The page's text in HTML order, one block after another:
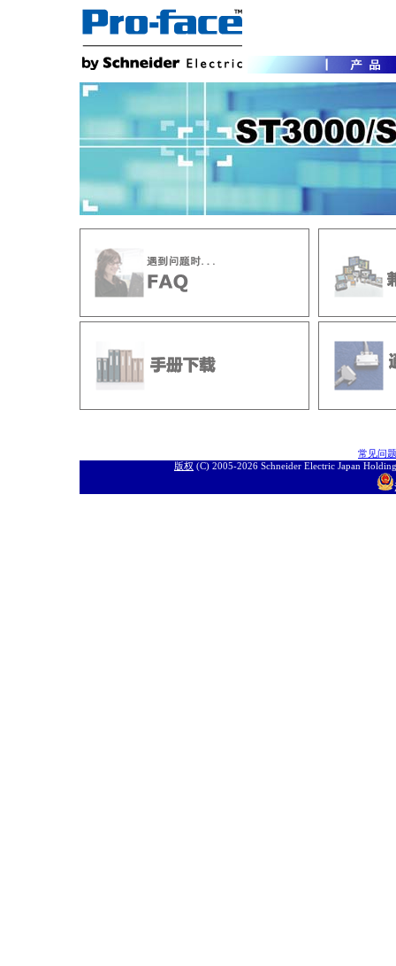
常见问题
版权 (C) 2005-2026 Schneider Electric Japan